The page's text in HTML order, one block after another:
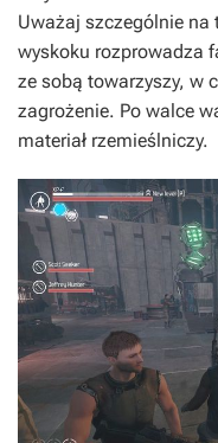
Uważaj szczególnie na
wyskoku rozprowadza
ze sobą towarzyszy, w
zagrożenie. Po walce
materiał rzemieślniczy.